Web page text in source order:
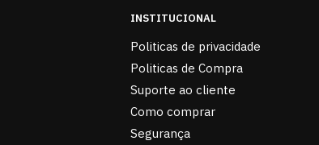
INSTITUCIONAL
Politicas de privacidade
Politicas de Compra
Suporte ao cliente
Como comprar
Segurança